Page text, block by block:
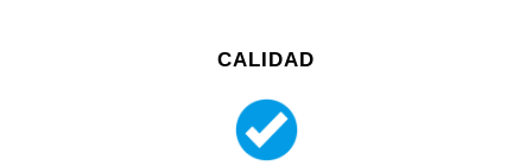
CALIDAD